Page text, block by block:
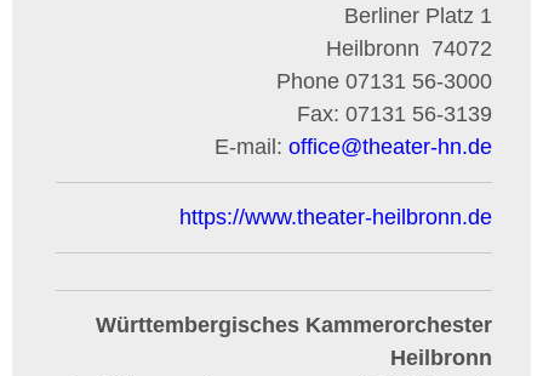
Berliner Platz 1
74072
Heilbronn
Phone 07131 56-3000
Fax: 07131 56-3139
E-mail: office@theater-hn.de
https://www.theater-heilbronn.de
Württembergisches Kammerorchester
Heilbronn